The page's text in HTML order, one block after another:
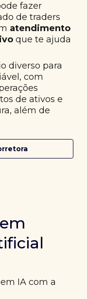
fazer
de traders
atendimento
que te ajuda
diverso para
com
de ativos e
além de
IA com a